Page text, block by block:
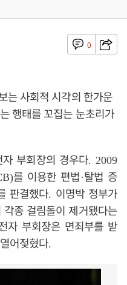
0
는 사회적 시각의 한가운
행태를 꼬집는 눈초리가
부회장의 경우다. 2009
를 이용한 편법 ·탈법 증
판결했다. 이명박 정부가
종 걸림돌이 제거됐다는
자 부회장은 면죄부를 받
어젖혔다.